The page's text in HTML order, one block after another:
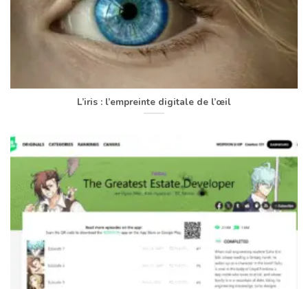
L’iris : l’empreinte digitale de l’œil